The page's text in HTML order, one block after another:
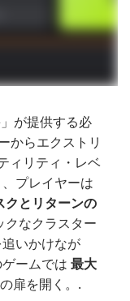
が提供する必
からエクストリ
ィリティ・レベ
プレイヤーは
クとリターンの
クなクラスター
いかけなが
ームでは 最大
扉を開く。.